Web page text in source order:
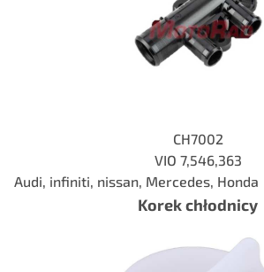
CH7002
VIO 7,546,363
Audi, infiniti, nissan, Mercedes, Honda
Korek chłodnicy